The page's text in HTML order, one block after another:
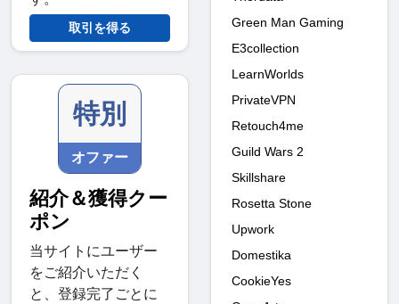
取引を得る
特別
オファー
紹介＆獲得クー
ポン
当サイトにユーザー
をご紹介いただく
と、登録完了ごとに
Green Man Gaming
E3collection
LearnWorlds
PrivateVPN
Retouch4me
Guild Wars 2
Skillshare
Rosetta Stone
Upwork
Domestika
CookieYes